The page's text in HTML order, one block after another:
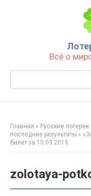
Всё о
Поиск:
Главная » Русские лотереи
последние результаты »
билет за 10.03.2019
zolotaya-